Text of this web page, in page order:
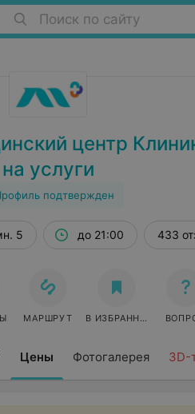
Поиск по сайту
центр
на услуги
подтвержден
Цены Фотогалерея 3D-
5 до 21:00 433
МАРШРУТ В ИЗБРАННОЕ